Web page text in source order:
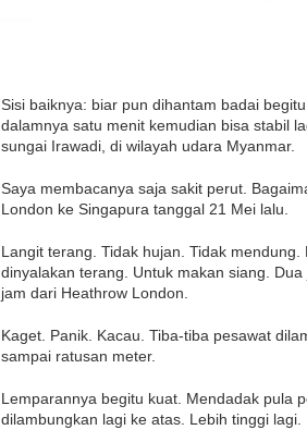
Sisi baiknya: biar pun dihantam badai
dalamnya satu menit kemudian bisa stabil
sungai Irawadi, di wilayah udara Myanmar.
Saya membacanya saja sakit perut.
London ke Singapura tanggal 21 Mei lalu.
Langit terang. Tidak hujan. Tidak
dinyalakan terang. Untuk makan siang.
jam dari Heathrow London.
Kaget. Panik. Kacau. Tiba-tiba pesawat
sampai ratusan meter.
Lemparannya begitu kuat. Mendadak pula
dilambungkan lagi ke atas. Lebih tinggi lagi.